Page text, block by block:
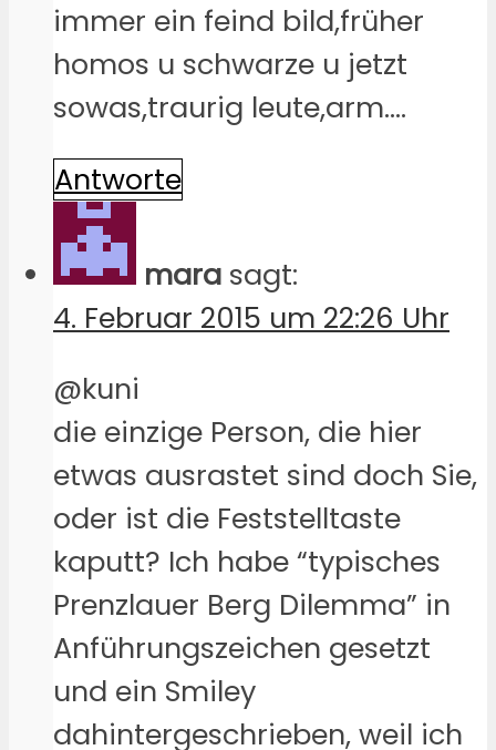
immer ein feind bild,früher
homos u schwarze u jetzt
sowas,traurig leute,arm….
Antworte
mara sagt:
4. Februar 2015 um 22:26 Uhr
@kuni
die einzige Person, die hier
etwas ausrastet sind doch Sie,
oder ist die Feststelltaste
kaputt? Ich habe “typisches
Prenzlauer Berg Dilemma” in
Anführungszeichen gesetzt
und ein Smiley
dahintergeschrieben, weil ich